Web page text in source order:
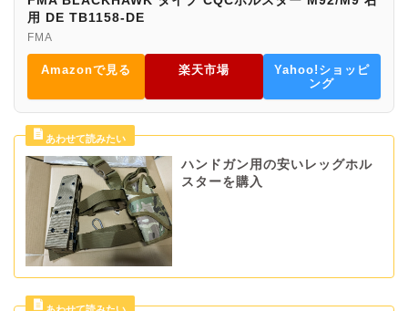
用 DE TB1158-DE
FMA
Amazonで見る 楽天市場
Yahoo!ショッピ
ング
ハンドガン用の安いレッグホル
スターを購入